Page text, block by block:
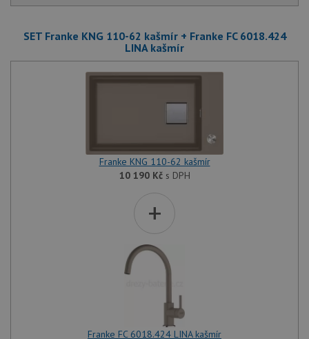
SET Franke KNG 110-62 kašmír + Franke FC 6018.424
LINA kašmír
Franke KNG 110-62 kašmír
10 190 Kčs DPH
+
Franke FC 6018.424 LINA kašmír